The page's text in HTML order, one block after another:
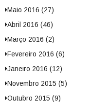
Maio 2016 (27)
Abril 2016 (46)
Março 2016 (2)
Fevereiro 2016 (6)
Janeiro 2016 (12)
Novembro 2015 (5)
Outubro 2015 (9)